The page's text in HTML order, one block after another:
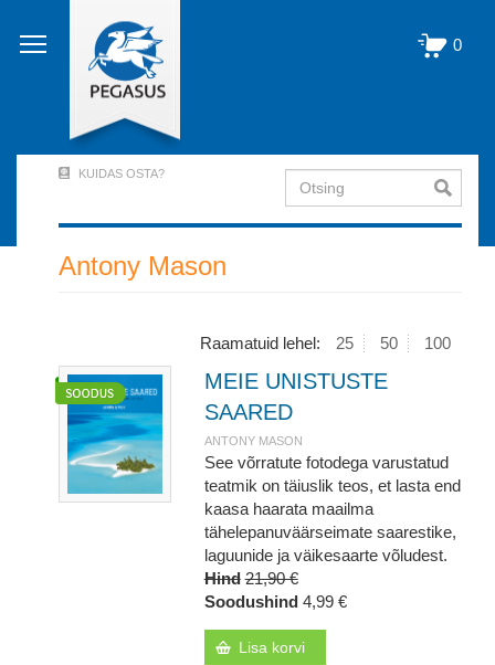
edasi
põhisisu
0
Account
Menu
KUIDAS OSTA? Otsing
Antony Mason
Raamatuid lehel: 25 50 100
MEIE UNISTUSTE
SAARED
ANTONY MASON
See võrratute fotodega varustatud
teatmik on täiuslik teos, et lasta end
kaasa haarata maailma
tähelepanuväärseimate saarestike,
laguunide ja väikesaarte võludest.
Hind 21,90 €
Soodushind 4,99 €
Lisa korvi